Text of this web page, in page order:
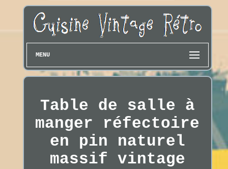
MENU
Table de salle à
manger réfectoire
en pin naturel
massif vintage